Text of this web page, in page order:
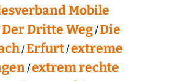
Mobile
Der Dritte Weg Die
Erfurt extreme
extrem rechte